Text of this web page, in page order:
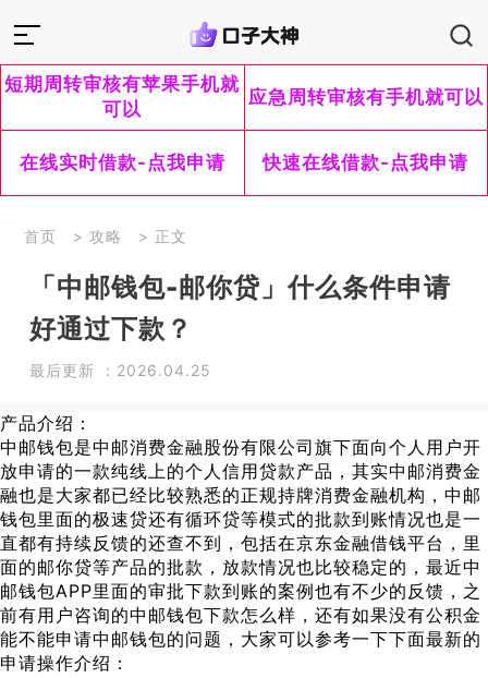
短期周转审核有苹果手机就
可以
应急周转审核有手机就可以
在线实时借款-点我申请 快速在线借款-点我申请
首页 > 攻略 > 正文
「中邮钱包-邮你贷」什么条件申请
好通过下款？
最后更新 ：2026.04.25
产品介绍：
中邮钱包是中邮消费金融股份有限公司旗下面向个人用户开
放申请的一款纯线上的个人信用贷款产品，其实中邮消费金
融也是大家都已经比较熟悉的正规持牌消费金融机构，中邮
钱包里面的极速贷还有循环贷等模式的批款到账情况也是一
直都有持续反馈的还查不到，包括在京东金融借钱平台，里
面的邮你贷等产品的批款，放款情况也比较稳定的，最近中
邮钱包APP里面的审批下款到账的案例也有不少的反馈，之
前有用户咨询的中邮钱包下款怎么样，还有如果没有公积金
能不能申请中邮钱包的问题，大家可以参考一下下面最新的
申请操作介绍：